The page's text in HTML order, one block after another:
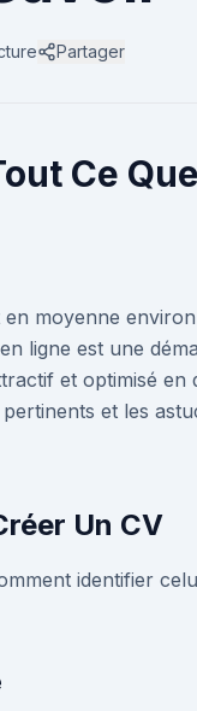
Partager
Ce
moyenne
ligne est une
et optimisé
et les
Un CV
identifier